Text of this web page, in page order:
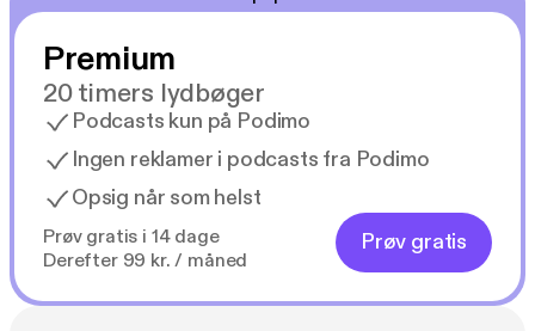
Premium
20 timers lydbøger
Podcasts kun på Podimo
Ingen reklamer i podcasts fra Podimo
Opsig når som helst
Prøv gratis i 14 dage
Derefter 99 kr. / måned
Prøv gratis